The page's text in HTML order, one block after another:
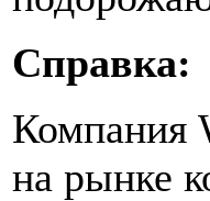
Справка:
Компания
на рынке